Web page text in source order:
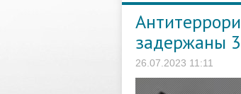
задержаны
26.07.2023 11:11